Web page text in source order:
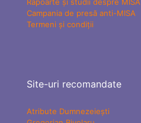
Rapoarte și studii despre MISA
Campania de presă anti-MISA
Termeni și condiții
Site-uri recomandate
Atribute Dumnezeiești